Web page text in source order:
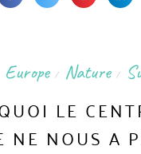
Europe / Nature /
LE
NE NOUS A